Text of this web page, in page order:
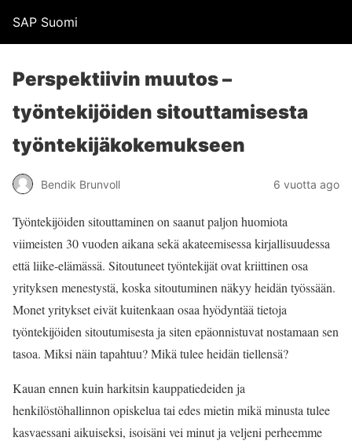
SAP Suomi
Perspektiivin muutos –
työntekijöiden sitouttamisesta
työntekijäkokemukseen
Bendik Brunvoll 6 vuotta ago
Työntekijöiden sitouttaminen on saanut paljon huomiota
viimeisten 30 vuoden aikana sekä akateemisessa kirjallisuudessa
että liike-elämässä. Sitoutuneet työntekijät ovat kriittinen osa
yrityksen menestystä, koska sitoutuminen näkyy heidän työssään.
Monet yritykset eivät kuitenkaan osaa hyödyntää tietoja
työntekijöiden sitoutumisesta ja siten epäonnistuvat nostamaan sen
tasoa. Miksi näin tapahtuu? Mikä tulee heidän tiellensä?
Kauan ennen kuin harkitsin kauppatiedeiden ja
henkilöstöhallinnon opiskelua tai edes mietin mikä minusta tulee
kasvaessani aikuiseksi, isoisäni vei minut ja veljeni perheemme